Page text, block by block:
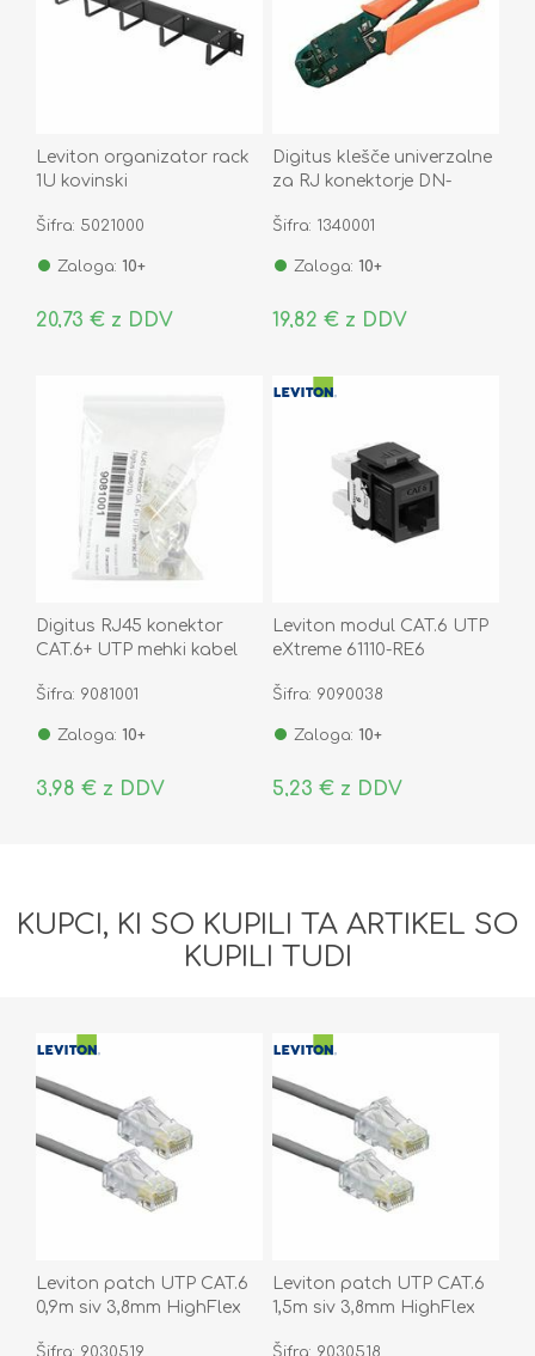
Leviton organizator rack
1U kovinski
Šifra: 5021000
Zaloga: 10+
20,73 € z DDV
Digitus klešče univerzalne
za RJ konektorje DN-
Šifra: 1340001
Zaloga: 10+
19,82 € z DDV
Digitus RJ45 konektor
CAT.6+ UTP mehki kabel
Šifra: 9081001
Zaloga: 10+
3,98 € z DDV
Leviton modul CAT.6 UTP
eXtreme 61110-RE6
Šifra: 9090038
Zaloga: 10+
5,23 € z DDV
KUPCI, KI SO KUPILI TA ARTIKEL SO
KUPILI TUDI
Leviton patch UTP CAT.6
0,9m siv 3,8mm HighFlex
Šifra: 9030519
Leviton patch UTP CAT.6
1,5m siv 3,8mm HighFlex
Šifra: 9030518